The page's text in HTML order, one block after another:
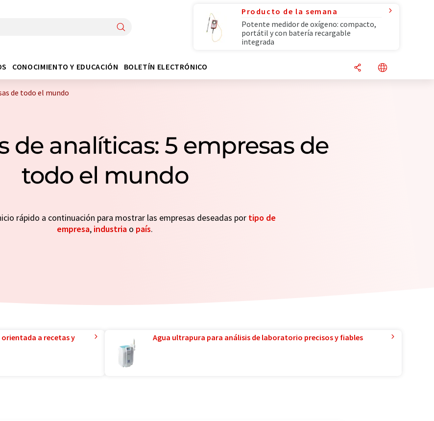
Producto de la semana
Potente medidor de oxígeno: compacto,
portátil y con batería recargable
integrada
CONOCIMIENTO Y EDUCACIÓN BOLETÍN ELECTRÓNICO
de todo el mundo
de analíticas: 5 empresas de
todo el mundo
rápido a continuación para mostrar las empresas deseadas por tipo de
empresa, industria o país.
a recetas y
Agua ultrapura para análisis de laboratorio precisos y fiables